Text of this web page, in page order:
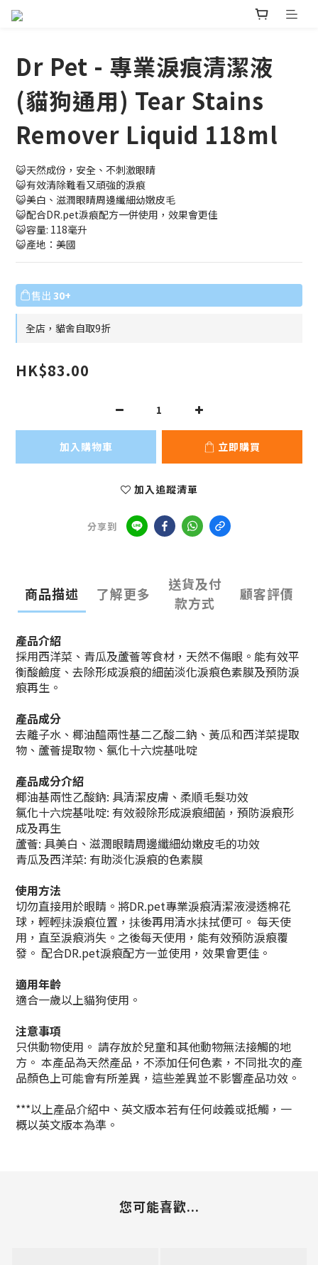
Dr Pet - 專業淚痕清潔液
(貓狗通用) Tear Stains
Remover Liquid 118ml
😺天然成份，安全、不刺激眼睛
😺有效清除難看又頑強的淚痕
😺美白、滋潤眼睛周邊纖細幼嫩皮毛
😺配合DR.pet淚痕配方一併使用，效果會更佳
😺容量: 118毫升
😺產地：美國
售出 30+
全店，貓舍自取9折
HK$83.00
加入購物車 立即購買
加入追蹤清單
分享到
商品描述 了解更多
送貨及付
款方式
顧客評價
產品介紹
採用西洋菜、青瓜及蘆薈等食材，天然不傷眼。能有效平
衡酸鹼度、去除形成淚痕的細菌淡化淚痕色素膜及預防淚
痕再生。
產品成分
去離子水、椰油醯兩性基二乙酸二鈉、黃瓜和西洋菜提取
物、蘆薈提取物、氯化十六烷基吡啶
產品成分介紹
椰油基兩性乙酸鈉: 具清潔皮膚、柔順毛髮功效
氯化十六烷基吡啶: 有效殺除形成淚痕細菌，預防淚痕形
成及再生
蘆薈: 具美白、滋潤眼睛周邊纖細幼嫩皮毛的功效
青瓜及西洋菜: 有助淡化淚痕的色素膜
使用方法
切勿直接用於眼睛。將DR.pet專業淚痕清潔液浸透棉花
球，輕輕抺淚痕位置，抺後再用清水抺拭便可。 每天使
用，直至淚痕消失。之後每天使用，能有效預防淚痕覆
發。 配合DR.pet淚痕配方一並使用，效果會更佳。
適用年齡
適合一歲以上貓狗使用。
注意事項
只供動物使用。 請存放於兒童和其他動物無法接觸的地
方。 本產品為天然產品，不添加任何色素，不同批次的產
品顏色上可能會有所差異，這些差異並不影響產品功效。
***以上產品介紹中、英文版本若有任何歧義或抵觸，一
概以英文版本為準。
您可能喜歡...